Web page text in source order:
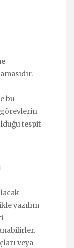
bu
görevlerin
tespit
yazılım
veya